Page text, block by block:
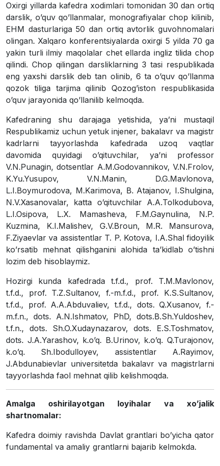
Oxirgi yillarda kafedra xodimlari tomonidan 30 dan ortiq
darslik, oʼquv qoʼllanmalar, monografiyalar chop kilinib,
EHM dasturlariga 50 dan ortiq avtorlik guvohnomalari
olingan. Xalqaro konferentsiyalarda oxirgi 5 yilda 70 ga
yakin turli ilmiy maqolalar chet ellarda ingliz tilida chop
qilindi. Chop qilingan darsliklarning 3 tasi respublikada
eng yaxshi darslik deb tan olinib, 6 ta oʼquv qoʼllanma
qozok tiliga tarjima qilinib Qozogʼiston respublikasida
oʼquv jarayonida qoʼllanilib kelmoqda.
Kafedraning shu darajaga yetishida, yaʼni mustaqil
Respublikamiz uchun yetuk injener, bakalavr va magistr
kadrlarni tayyorlashda kafedrada uzoq vaqtlar
davomida quyidagi oʼqituvchilar, yaʼni professor
V.N.Punagin, dotsentlar А.M.Godovannikov, V.N.Frolov,
K.Yu.Yusupov, V.N.Manin, D.G.Mavlonova,
L.I.Boymurodova, M.Karimova, B. Аtajanov, I.Shulgina,
N.V.Xasanovalar, katta oʼqituvchilar А.А.Tolkodubova,
L.I.Osipova, L.X. Mamasheva, F.M.Gaynulina, N.P.
Kuzmina, K.I.Malishev, G.V.Broun, M.R. Mansurova,
F.Ziyaevlar va assistentlar T. P. Kotova, I.А.Shal fidoyilik
koʼrsatib mehnat qilishganini alohida taʼkidlab oʼtishni
lozim deb hisoblaymiz.
Hozirgi kunda kafedrada t.f.d., prof. T.M.Mavlonov,
t.f.d., prof. T.Z.Sultanov, f.-m.f.d., prof. K.S.Sultanov,
t.f.d., prof. А.А.Аbduvaliev, t.f.d., dots. Q.Xusanov, f.-
m.f.n., dots. А.N.Ishmatov, PhD, dots.B.Sh.Yuldoshev,
t.f.n., dots. Sh.O.Xudaynazarov, dots. E.S.Toshmatov,
dots. J.А.Yarashov, k.oʼq. B.Urinov, k.oʼq. Q.Turajonov,
k.oʼq. Sh.Ibodulloyev, assistentlar А.Rayimov,
J.Аbdunabievlar universitetda bakalavr va magistrlarni
tayyorlashda faol mehnat qilib kelishmoqda.
Amalga oshirilayotgan loyihalar va xo’jalik
shartnomalar:
Kafedra doimiy ravishda Davlat grantlari boʼyicha qator
fundamental va amaliy grantlarni bajarib kelmokda.